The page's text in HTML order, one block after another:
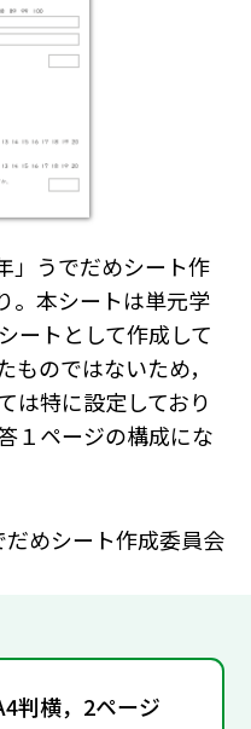
」うでだめシート作
。本シートは単元学
ートとして作成して
のではないため，
は特に設定しており
１ページの構成にな
だめシート作成委員会
判横，2ページ